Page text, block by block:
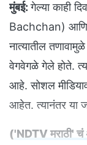
मुंबई: गेल्या काही
Bachchan) आणि
नात्यातील
वेगवेगळे गेले होते.
आहे. सोशल
आहेत. त्यानंतर या
('NDTV मराठी'